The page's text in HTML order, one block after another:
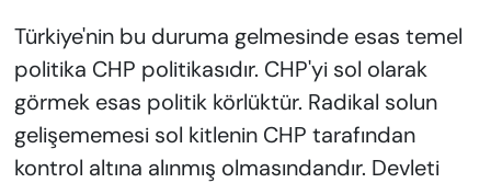
Türkiye'nin bu duruma gelmesinde esas temel
politika CHP politikasıdır. CHP'yi sol olarak
görmek esas politik körlüktür. Radikal solun
gelişememesi sol kitlenin CHP tarafından
kontrol altına alınmış olmasındandır. Devleti